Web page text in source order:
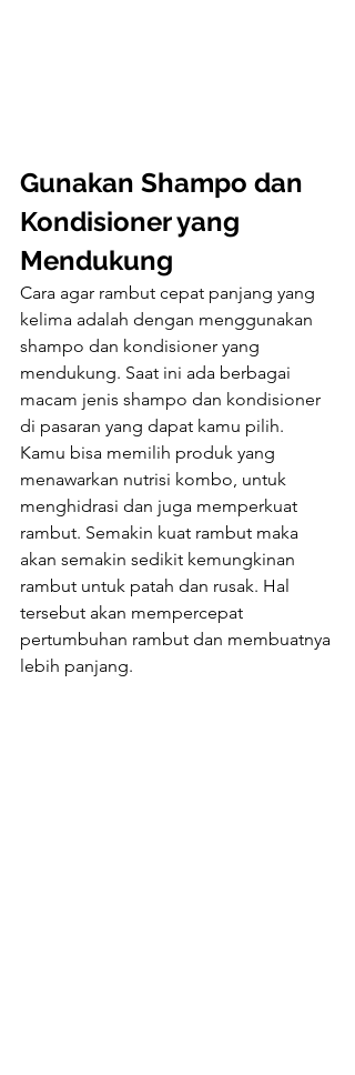
Gunakan Shampo dan
Kondisioner yang
Mendukung
Cara agar rambut cepat panjang yang
kelima adalah dengan menggunakan
shampo dan kondisioner yang
mendukung. Saat ini ada berbagai
macam jenis shampo dan kondisioner
di pasaran yang dapat kamu pilih.
Kamu bisa memilih produk yang
menawarkan nutrisi kombo, untuk
menghidrasi dan juga memperkuat
rambut. Semakin kuat rambut maka
akan semakin sedikit kemungkinan
rambut untuk patah dan rusak. Hal
tersebut akan mempercepat
pertumbuhan rambut dan membuatnya
lebih panjang.